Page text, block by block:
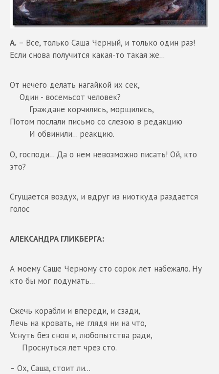
А. – Все, только Саша Черный, и только один раз!
Если снова получится какая-то такая же...
От нечего делать нагайкой их сек,
Один - восемьсот человек?
Граждане корчились, морщились,
Потом послали письмо со слезою в редакцию
И обвинили... реакцию.
О, господи... Да о нем невозможно писать! Ой, кто
это?
Сгущается воздух, и вдруг из ниоткуда раздается
голос
АЛЕКСАНДРА ГЛИКБЕРГА:
А моему Саше Черному сто сорок лет набежало. Ну
кто бы мог подумать...
Сжечь корабли и впереди, и сзади,
Лечь на кровать, не глядя ни на что,
Уснуть без снов и, любопытства ради,
Проснуться лет чрез сто.
– Ох, Саша, стоит ли...